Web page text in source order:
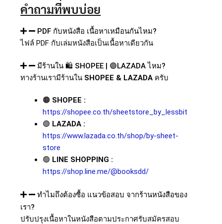
คำถามที่พบบ่อย
PDF กับหนังสือ เนื้อหาเหมือนกันไหม?
ไฟล์ PDF กับเล่มหนังสือเป็นเนื้อหาเดียวกัน
มีร้านใน 🛍️ SHOPEE | 🟣LAZADA ไหม?
ทางร้านเรามีร้านใน SHOPEE & LAZADA ครับ
🟠 SHOPEE :
https://shopee.co.th/sheetstore_by_lessbit
🟣 LAZADA :
https://www.lazada.co.th/shop/by-sheet-
store
🟢 LINE SHOPPING :
https://shop.line.me/@booksdd/
ทำไมถึงต้องซื้อ แนวข้อสอบ จากร้านหนังสือของ
เรา?
ปรับปรุงเนื้อหาในหนังสือตามประกาศรับสมัครสอบ